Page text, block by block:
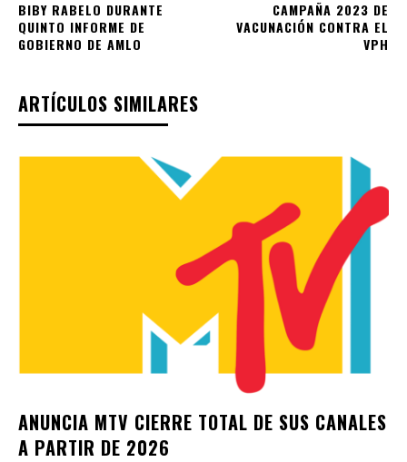
BIBY RABELO DURANTE
QUINTO INFORME DE
GOBIERNO DE AMLO
CAMPAÑA 2023 DE
VACUNACIÓN CONTRA EL
VPH
ARTÍCULOS SIMILARES
ANUNCIA MTV CIERRE TOTAL DE SUS CANALES
A PARTIR DE 2026